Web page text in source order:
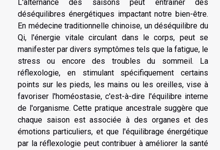
L'alternance des saisons peut entrainer des
déséquilibres énergétiques impactant notre bien-être.
En médecine traditionnelle chinoise, un déséquilibre du
Qi, l'énergie vitale circulant dans le corps, peut se
manifester par divers symptômes tels que la fatigue, le
stress ou encore des troubles du sommeil. La
réflexologie, en stimulant spécifiquement certains
points sur les pieds, les mains ou les oreilles, vise à
favoriser l'homéostasie, c'est-à-dire l'équilibre interne
de l'organisme. Cette pratique ancestrale suggère que
chaque saison est associée à des organes et des
émotions particuliers, et que l'équilibrage énergétique
par la réflexologie peut contribuer à améliorer la santé